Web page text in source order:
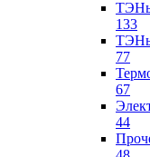
133
ТЭНы
77
67
44